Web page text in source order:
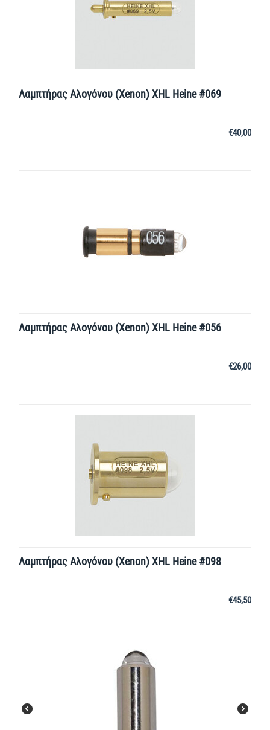
Λαμπτήρας Αλογόνου (Xenon) XHL Heine #069
€40,00
Λαμπτήρας Αλογόνου (Xenon) XHL Heine #056
€26,00
Λαμπτήρας Αλογόνου (Xenon) XHL Heine #098
€45,50